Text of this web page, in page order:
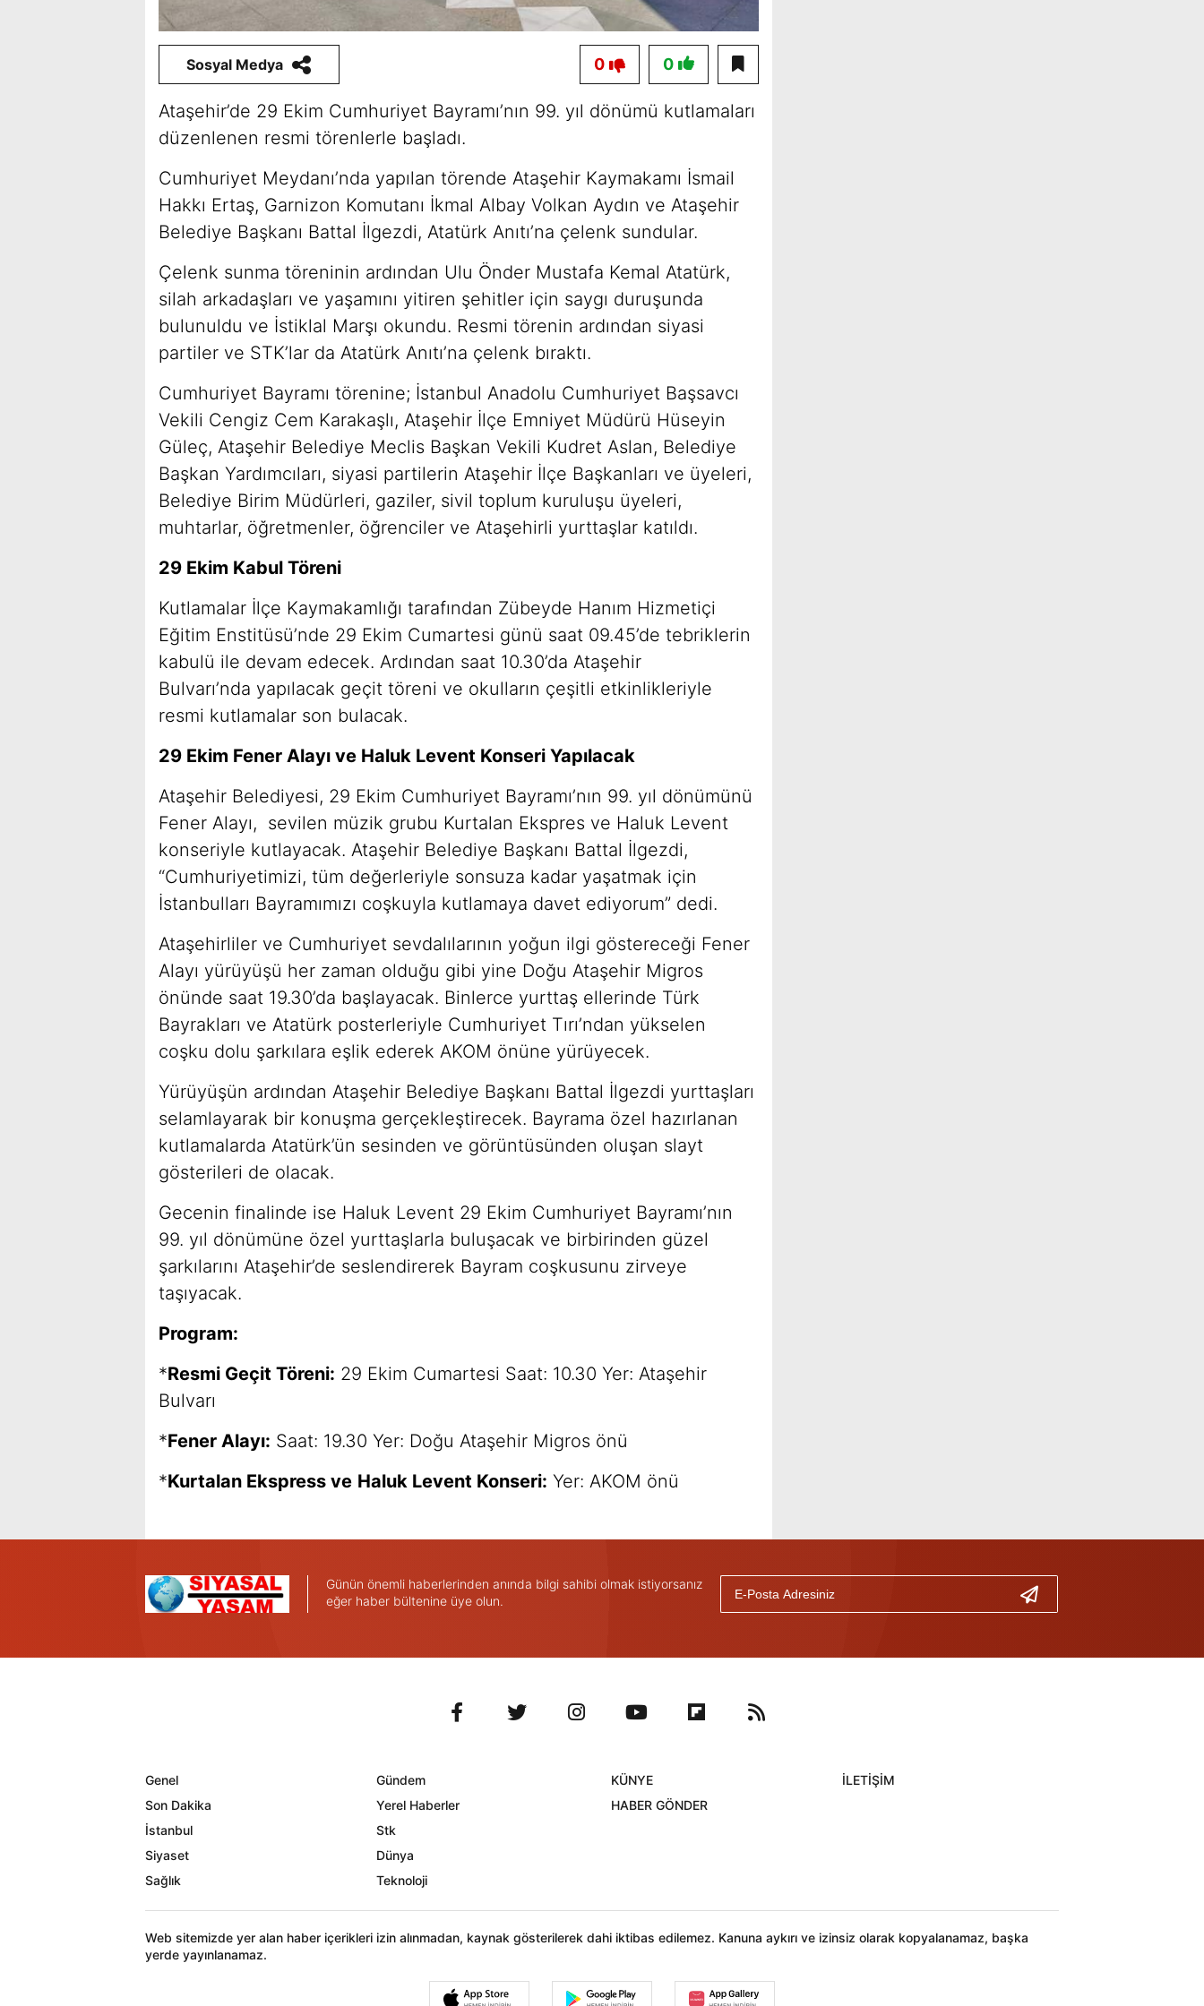
Sosyal Medya 0
0
Ataşehir’de 29 Ekim Cumhuriyet Bayramı’nın 99. yıl dönümü kutlamaları
düzenlenen resmi törenlerle başladı.
Cumhuriyet Meydanı’nda yapılan törende Ataşehir Kaymakamı İsmail
Hakkı Ertaş, Garnizon Komutanı İkmal Albay Volkan Aydın ve Ataşehir
Belediye Başkanı Battal İlgezdi, Atatürk Anıtı’na çelenk sundular.
Çelenk sunma töreninin ardından Ulu Önder Mustafa Kemal Atatürk,
silah arkadaşları ve yaşamını yitiren şehitler için saygı duruşunda
bulunuldu ve İstiklal Marşı okundu. Resmi törenin ardından siyasi
partiler ve STK’lar da Atatürk Anıtı’na çelenk bıraktı.
Cumhuriyet Bayramı törenine; İstanbul Anadolu Cumhuriyet Başsavcı
Vekili Cengiz Cem Karakaşlı, Ataşehir İlçe Emniyet Müdürü Hüseyin
Güleç, Ataşehir Belediye Meclis Başkan Vekili Kudret Aslan, Belediye
Başkan Yardımcıları, siyasi partilerin Ataşehir İlçe Başkanları ve üyeleri,
Belediye Birim Müdürleri, gaziler, sivil toplum kuruluşu üyeleri,
muhtarlar, öğretmenler, öğrenciler ve Ataşehirli yurttaşlar katıldı.
29 Ekim Kabul Töreni
Kutlamalar İlçe Kaymakamlığı tarafından Zübeyde Hanım Hizmetiçi
Eğitim Enstitüsü’nde 29 Ekim Cumartesi günü saat 09.45’de tebriklerin
kabulü ile devam edecek. Ardından saat 10.30’da Ataşehir
Bulvarı’nda yapılacak geçit töreni ve okulların çeşitli etkinlikleriyle
resmi kutlamalar son bulacak.
29 Ekim Fener Alayı ve Haluk Levent Konseri Yapılacak
Ataşehir Belediyesi, 29 Ekim Cumhuriyet Bayramı’nın 99. yıl dönümünü
Fener Alayı, sevilen müzik grubu Kurtalan Ekspres ve Haluk Levent
konseriyle kutlayacak. Ataşehir Belediye Başkanı Battal İlgezdi,
“Cumhuriyetimizi, tüm değerleriyle sonsuza kadar yaşatmak için
İstanbulları Bayramımızı coşkuyla kutlamaya davet ediyorum” dedi.
Ataşehirliler ve Cumhuriyet sevdalılarının yoğun ilgi göstereceği Fener
Alayı yürüyüşü her zaman olduğu gibi yine Doğu Ataşehir Migros
önünde saat 19.30’da başlayacak. Binlerce yurttaş ellerinde Türk
Bayrakları ve Atatürk posterleriyle Cumhuriyet Tırı’ndan yükselen
coşku dolu şarkılara eşlik ederek AKOM önüne yürüyecek.
Yürüyüşün ardından Ataşehir Belediye Başkanı Battal İlgezdi yurttaşları
selamlayarak bir konuşma gerçekleştirecek. Bayrama özel hazırlanan
kutlamalarda Atatürk’ün sesinden ve görüntüsünden oluşan slayt
gösterileri de olacak.
Gecenin finalinde ise Haluk Levent 29 Ekim Cumhuriyet Bayramı’nın
99. yıl dönümüne özel yurttaşlarla buluşacak ve birbirinden güzel
şarkılarını Ataşehir’de seslendirerek Bayram coşkusunu zirveye
taşıyacak.
Program:
*Resmi Geçit Töreni: 29 Ekim Cumartesi Saat: 10.30 Yer: Ataşehir
Bulvarı
*Fener Alayı: Saat: 19.30 Yer: Doğu Ataşehir Migros önü
*Kurtalan Ekspress ve Haluk Levent Konseri: Yer: AKOM önü
Günün önemli haberlerinden anında bilgi sahibi olmak istiyorsanız
eğer haber bültenine üye olun.
Genel
Gündem
Son Dakika
Yerel Haberler
İstanbul
Stk
Siyaset
Dünya
Sağlık
Teknoloji
KÜNYE
İLETİŞİM
HABER GÖNDER
Web sitemizde yer alan haber içerikleri izin alınmadan, kaynak gösterilerek dahi iktibas edilemez. Kanuna aykırı ve izinsiz olarak kopyalanamaz, başka
yerde yayınlanamaz.